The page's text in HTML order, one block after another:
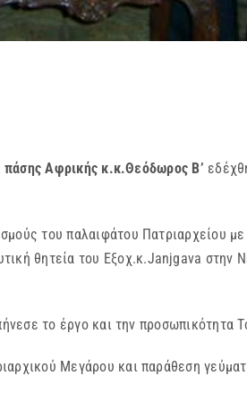
Αφρικής κ.κ.Θεόδωρος Β’
του παλαιφάτου Πατριαρχείου με
θητεία του Εξοχ.κ.Janjgava στην
το έργο και την προσωπικότητα
Μεγάρου και παράθεση